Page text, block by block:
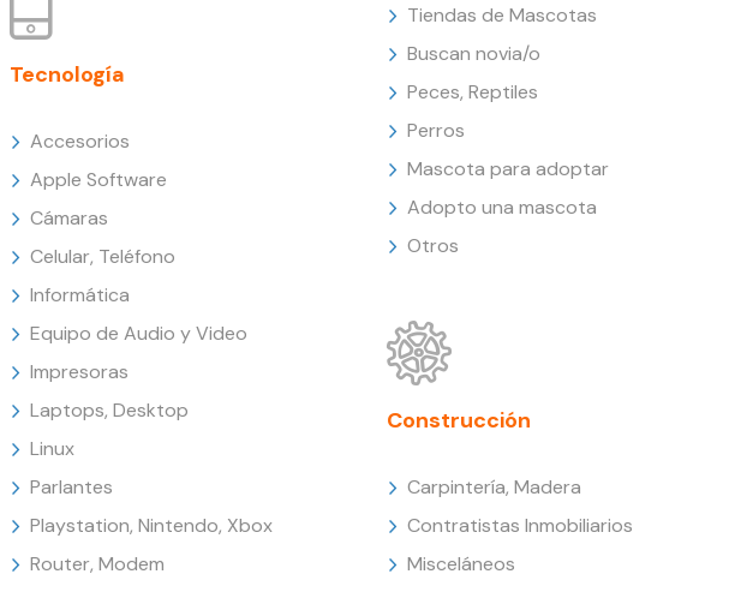
Tecnología
Accesorios
Apple Software
Cámaras
Celular, Teléfono
Informática
Equipo de Audio y Video
Impresoras
Laptops, Desktop
Linux
Parlantes
Playstation, Nintendo, Xbox
Router, Modem
Tiendas de Mascotas
Buscan novia/o
Peces, Reptiles
Perros
Mascota para adoptar
Adopto una mascota
Otros
Construcción
Carpintería, Madera
Contratistas Inmobiliarios
Misceláneos